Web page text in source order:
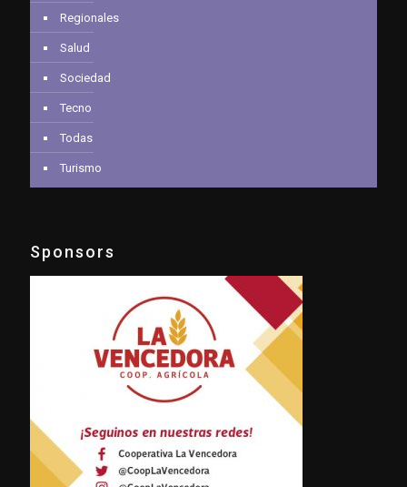
Regionales
Salud
Sociedad
Tecno
Todas
Turismo
Sponsors